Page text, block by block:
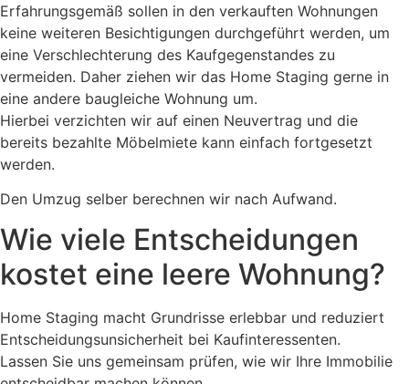
Erfahrungsgemäß sollen in den verkauften Wohnungen
keine weiteren Besichtigungen durchgeführt werden, um
eine Verschlechterung des Kaufgegenstandes zu
vermeiden. Daher ziehen wir das Home Staging gerne in
eine andere baugleiche Wohnung um.
Hierbei verzichten wir auf einen Neuvertrag und die
bereits bezahlte Möbelmiete kann einfach fortgesetzt
werden.
Den Umzug selber berechnen wir nach Aufwand.
Wie viele Entscheidungen
kostet eine leere Wohnung?
Home Staging macht Grundrisse erlebbar und reduziert
Entscheidungsunsicherheit bei Kaufinteressenten.
Lassen Sie uns gemeinsam prüfen, wie wir Ihre Immobilie